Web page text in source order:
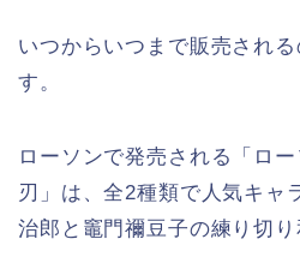
いつからいつまで販売され
す。
ローソンで発売される「ロ
刃」は、全2種類で人気キャ
治郎と竈門禰豆子の練り切り